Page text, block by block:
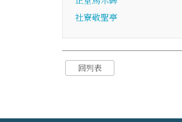
社寮敬聖亭
回列表